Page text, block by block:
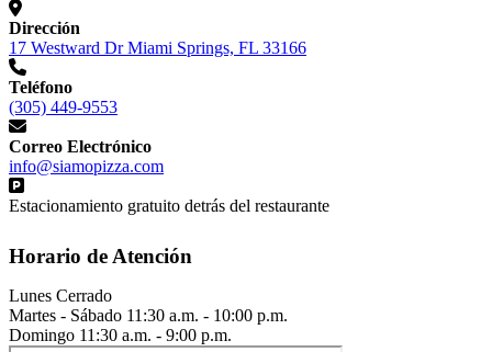
Dirección
17 Westward Dr Miami Springs, FL 33166
Teléfono
(305) 449-9553
Correo Electrónico
info@siamopizza.com
Estacionamiento gratuito detrás del restaurante
Horario de Atención
Lunes Cerrado
Martes - Sábado 11:30 a.m. - 10:00 p.m.
Domingo 11:30 a.m. - 9:00 p.m.